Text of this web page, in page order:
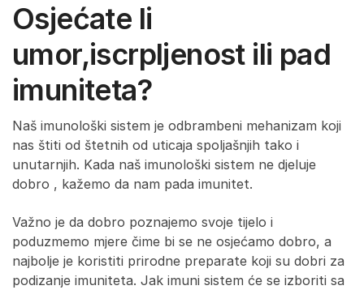
Osjećate li
umor,iscrpljenost ili pad
imuniteta?
Naš imunološki sistem je odbrambeni mehanizam koji
nas štiti od štetnih od uticaja spoljašnjih tako i
unutarnjih. Kada naš imunološki sistem ne djeluje
dobro , kažemo da nam pada imunitet.
Važno je da dobro poznajemo svoje tijelo i
poduzmemo mjere čime bi se ne osjećamo dobro, a
najbolje je koristiti prirodne preparate koji su dobri za
podizanje imuniteta. Jak imuni sistem će se izboriti sa